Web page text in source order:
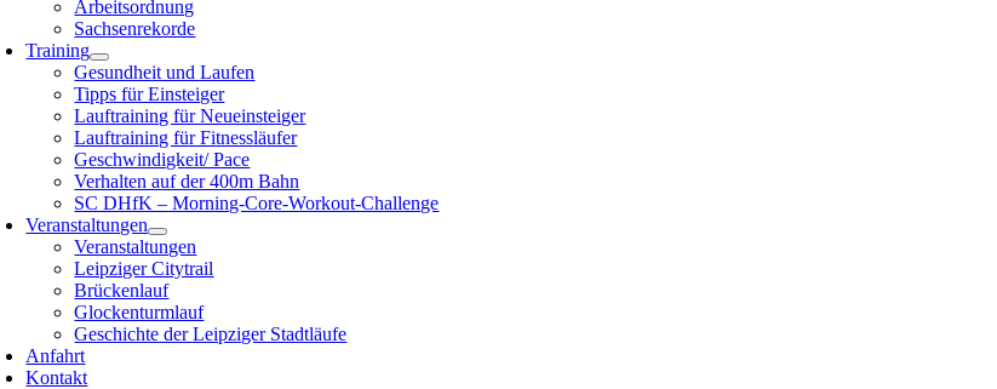
Arbeitsordnung
Sachsenrekorde
Training
Gesundheit und Laufen
Tipps für Einsteiger
Lauftraining für Neueinsteiger
Lauftraining für Fitnessläufer
Geschwindigkeit/ Pace
Verhalten auf der 400m Bahn
SC DHfK – Morning-Core-Workout-Challenge
Veranstaltungen
Veranstaltungen
Leipziger Citytrail
Brückenlauf
Glockenturmlauf
Geschichte der Leipziger Stadtläufe
Anfahrt
Kontakt